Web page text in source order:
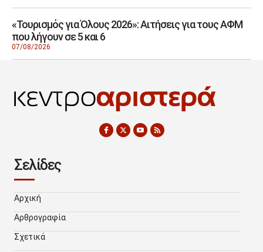
«Τουρισμός για Όλους 2026»: Αιτήσεις για τους ΑΦΜ
που λήγουν σε 5 και 6
07/08/2026
Σελίδες
Αρχική
Αρθρογραφία
Σχετικά